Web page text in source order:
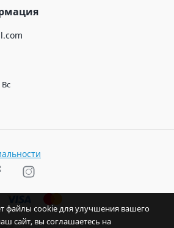
Вс
файлы cookie для улучшения вашего
сайт, вы соглашаетесь на